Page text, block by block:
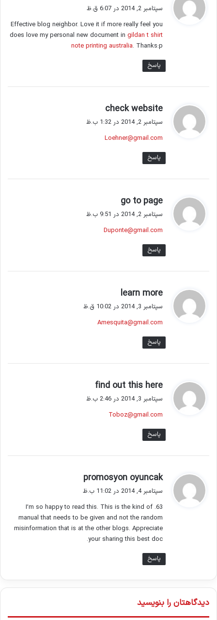
:
سپتامبر 2, 2014 در 6:07 ق.ظ
Effective blog neighbor. Love it if more really feel you
does love my personal new document in gildan t shirt
note printing australia. Thanks:p
پاسخ
check website
:
سپتامبر 2, 2014 در 1:32 ب.ظ
Loehner@gmail.com
پاسخ
go to page
:
سپتامبر 2, 2014 در 9:51 ب.ظ
Duponte@gmail.com
پاسخ
learn more
:
سپتامبر 3, 2014 در 10:02 ق.ظ
Amesquita@gmail.com
پاسخ
find out this here
سپتامبر 3, 2014 در 2:46 ب.ظ
Toboz@gmail.com
پاسخ
promosyon oyuncak
:
سپتامبر 4, 2014 در 11:02 ب.ظ
63. I’m so happy to read this. This is the kind of
manual that needs to be given and not the random
misinformation that is at the other blogs. Appreciate
your sharing this best doc.
پاسخ
دیدگاهتان را بنویسید